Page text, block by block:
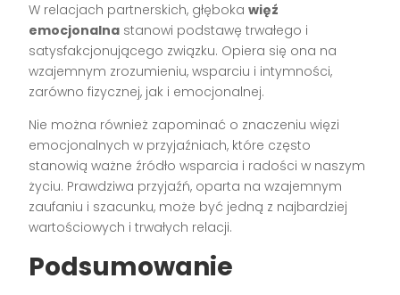
W relacjach partnerskich, głębokawięź
emocjonalna stanowi podstawę trwałego i
satysfakcjonującego związku. Opiera się ona na
wzajemnym zrozumieniu, wsparciu i intymności,
zarówno fizycznej, jak i emocjonalnej.
Nie można również zapominać o znaczeniu więzi
emocjonalnych w przyjaźniach, które często
stanowią ważne źródło wsparcia i radości w naszym
życiu. Prawdziwa przyjaźń, oparta na wzajemnym
zaufaniu i szacunku, może być jedną z najbardziej
wartościowych i trwałych relacji.
Podsumowanie